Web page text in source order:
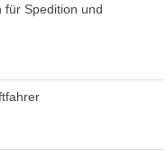
für Spedition und